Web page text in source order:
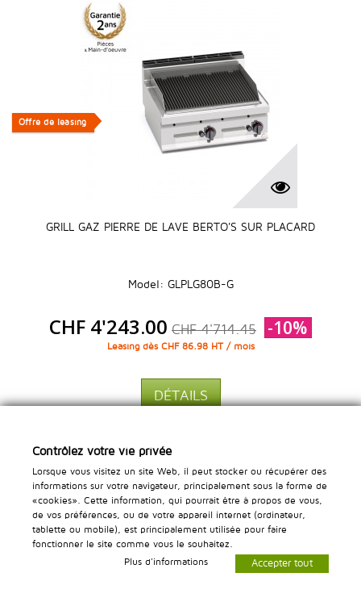
Offre de leasing
Offre de leasing
GRILL GAZ PIERRE DE LAVE BERTO'S SUR PLACARD
Model: GLPLG80B-G
CHF 4'243.00 CHF 4'714.45 -10%
Leasing dès CHF 86.98 HT / mois
DÉTAILS
Contrôlez votre vie privée
Lorsque vous visitez un site Web, il peut stocker ou récupérer des
informations sur votre navigateur, principalement sous la forme de
«cookies». Cette information, qui pourrait être à propos de vous,
de vos préférences, ou de votre appareil internet (ordinateur,
tablette ou mobile), est principalement utilisée pour faire
fonctionner le site comme vous le souhaitez.
Plus d'informations
Accepter tout